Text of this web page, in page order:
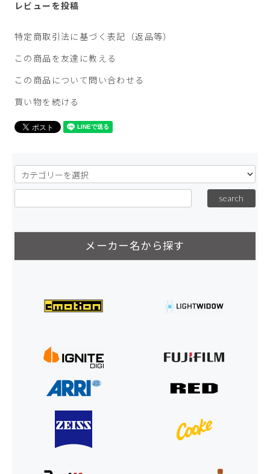
レビューを投稿
特定商取引法に基づく表記（返品等）
この商品を友達に教える
この商品について問い合わせる
買い物を続ける
メーカー名から探す